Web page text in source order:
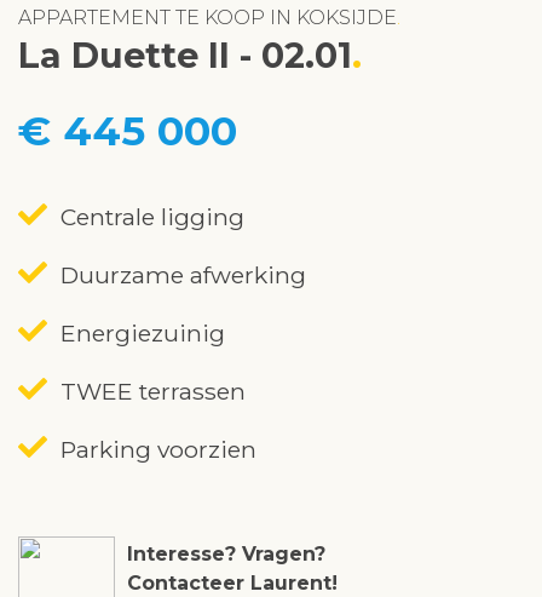
APPARTEMENT TE KOOP IN KOKSIJDE
La Duette II - 02.01
€ 445 000
Centrale ligging
Duurzame afwerking
Energiezuinig
TWEE terrassen
Parking voorzien
Interesse? Vragen?
Contacteer Laurent!